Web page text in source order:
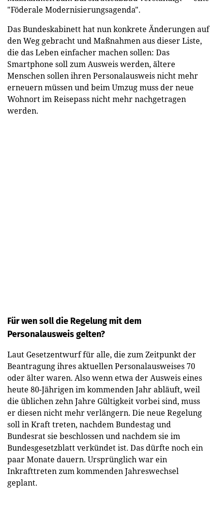
"Föderale Modernisierungsagenda".
Das Bundeskabinett hat nun konkrete Änderungen auf
den Weg gebracht und Maßnahmen aus dieser Liste,
die das Leben einfacher machen sollen: Das
Smartphone soll zum Ausweis werden, ältere
Menschen sollen ihren Personalausweis nicht mehr
erneuern müssen und beim Umzug muss der neue
Wohnort im Reisepass nicht mehr nachgetragen
werden.
Für wen soll die Regelung mit dem
Personalausweis gelten?
Laut Gesetzentwurf für alle, die zum Zeitpunkt der
Beantragung ihres aktuellen Personalausweises 70
oder älter waren. Also wenn etwa der Ausweis eines
heute 80-Jährigen im kommenden Jahr abläuft, weil
die üblichen zehn Jahre Gültigkeit vorbei sind, muss
er diesen nicht mehr verlängern. Die neue Regelung
soll in Kraft treten, nachdem Bundestag und
Bundesrat sie beschlossen und nachdem sie im
Bundesgesetzblatt verkündet ist. Das dürfte noch ein
paar Monate dauern. Ursprünglich war ein
Inkrafttreten zum kommenden Jahreswechsel
geplant.